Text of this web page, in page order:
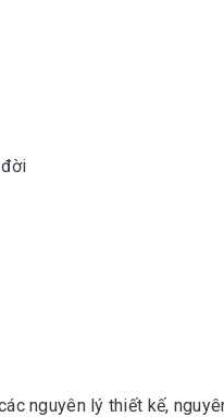
nguyên lý thiết kế,